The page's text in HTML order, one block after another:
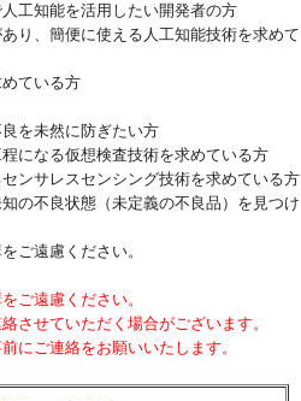
工知能を活用したい開発者の方
り、簡便に使える人工知能技術を求めて
ている方
を未然に防ぎたい方
になる仮想検査技術を求めている方
ンサレスセンシング技術を求めている方
の不良状態（未定義の不良品）を見つけ
ご遠慮ください。
ご遠慮ください。
させていただく場合がございます。
にご連絡をお願いいたします。